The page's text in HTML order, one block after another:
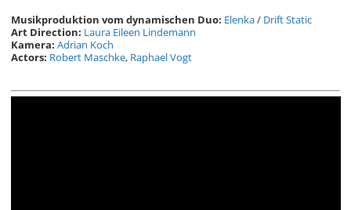
Musikproduktion vom dynamischen Duo: Elenka/ Drift Static
Art Direction: Laura Eileen Lindemann
Kamera: Adrian Koch
Actors: Robert Maschke, Raphael Vogt